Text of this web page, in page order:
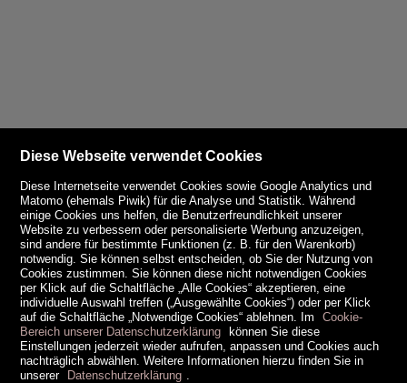
Diese Webseite verwendet Cookies
Diese Internetseite verwendet Cookies sowie Google Analytics und
Matomo (ehemals Piwik) für die Analyse und Statistik. Während
einige Cookies uns helfen, die Benutzerfreundlichkeit unserer
Website zu verbessern oder personalisierte Werbung anzuzeigen,
sind andere für bestimmte Funktionen (z. B. für den Warenkorb)
notwendig. Sie können selbst entscheiden, ob Sie der Nutzung von
Cookies zustimmen. Sie können diese nicht notwendigen Cookies
per Klick auf die Schaltfläche „Alle Cookies“ akzeptieren, eine
individuelle Auswahl treffen („Ausgewählte Cookies“) oder per Klick
auf die Schaltfläche „Notwendige Cookies“ ablehnen. Im
Cookie-
Bereich unserer Datenschutzerklärung können Sie diese
Einstellungen jederzeit wieder aufrufen, anpassen und Cookies auch
nachträglich abwählen. Weitere Informationen hierzu finden Sie in
unserer Datenschutzerklärung